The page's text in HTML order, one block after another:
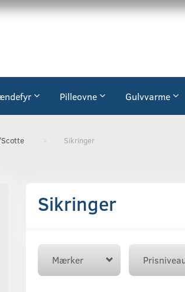
Pilleovne Gulvvarme
Sikringer
Sikringer
Mærker